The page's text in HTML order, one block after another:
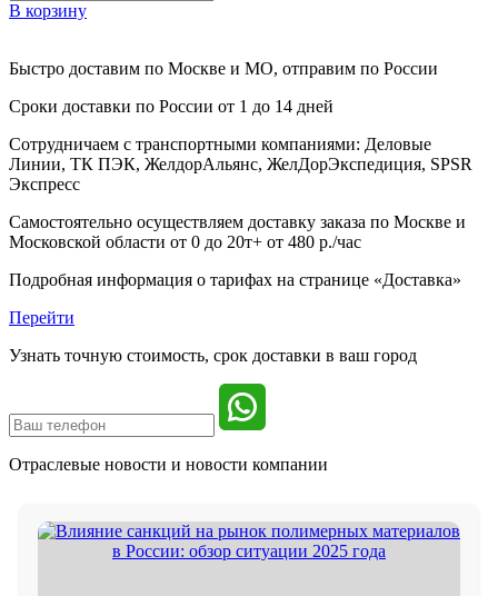
В корзину
Быстро доставим по Москве и МО, отправим по России
Сроки доставки по России от 1 до 14 дней
Сотрудничаем с транспортными компаниями: Деловые
Линии, ТК ПЭК, ЖелдорАльянс, ЖелДорЭкспедиция, SPSR
Экспресс
Самостоятельно осуществляем доставку заказа по Москве и
Московской области от 0 до 20т+ от 480 р./час
Подробная информация о тарифах на странице «Доставка»
Перейти
Узнать точную стоимость, срок доставки в ваш город
Отраслевые новости и новости компании